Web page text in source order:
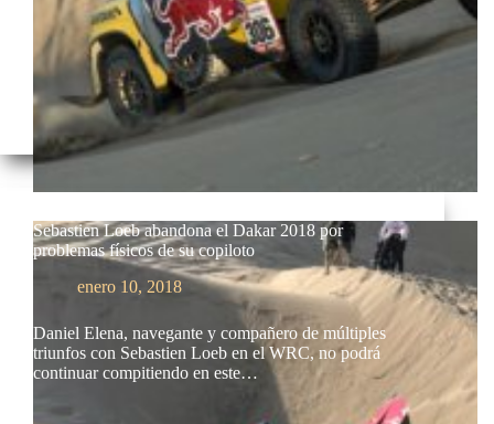
Sebastien Loeb abandona el Dakar 2018 por
problemas físicos de su copiloto
enero 10, 2018
Daniel Elena, navegante y compañero de múltiples
triunfos con Sebastien Loeb en el WRC, no podrá
continuar compitiendo en este…